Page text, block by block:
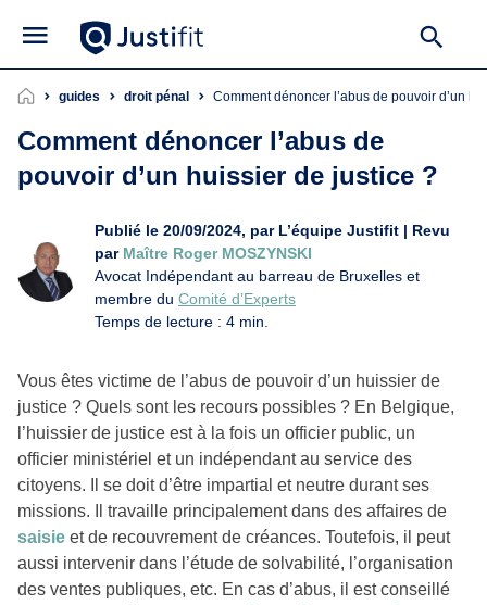
guides droit pénal Comment dénoncer l’abus de pouvoir d’un
Comment dénoncer l’abus de
pouvoir d’un huissier de justice ?
Publié le 20/09/2024, par L’équipe Justifit | Revu
par Maître Roger MOSZYNSKI
Avocat Indépendant au barreau de Bruxelles et
membre du Comité d’Experts
Temps de lecture : 4 min.
Vous êtes victime de l’abus de pouvoir d’un huissier de
justice ? Quels sont les recours possibles ? En Belgique,
l’huissier de justice est à la fois un officier public, un
officier ministériel et un indépendant au service des
citoyens. Il se doit d’être impartial et neutre durant ses
missions. Il travaille principalement dans des affaires de
saisie et de recouvrement de créances. Toutefois, il peut
aussi intervenir dans l’étude de solvabilité, l’organisation
des ventes publiques, etc. En cas d’abus, il est conseillé